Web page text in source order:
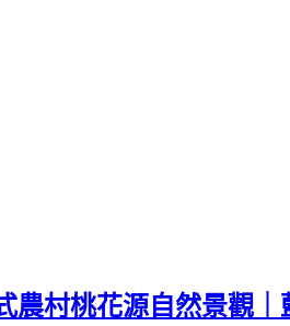
農村桃花源自然景觀